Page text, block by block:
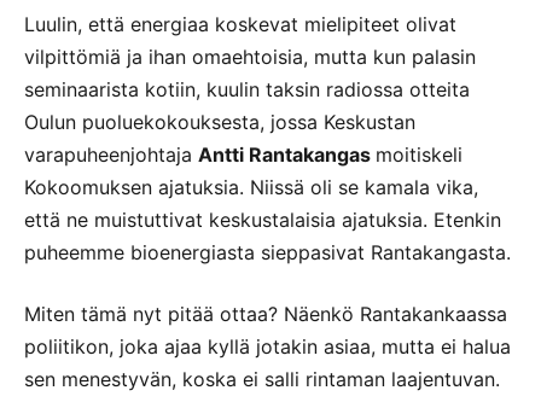
Luulin, että energiaa koskevat mielipiteet olivat
vilpittömiä ja ihan omaehtoisia, mutta kun palasin
seminaarista kotiin, kuulin taksin radiossa otteita
Oulun puoluekokouksesta, jossa Keskustan
varapuheenjohtaja Antti Rantakangas moitiskeli
Kokoomuksen ajatuksia. Niissä oli se kamala vika,
että ne muistuttivat keskustalaisia ajatuksia. Etenkin
puheemme bioenergiasta sieppasivat Rantakangasta.
Miten tämä nyt pitää ottaa? Näenkö Rantakankaassa
poliitikon, joka ajaa kyllä jotakin asiaa, mutta ei halua
sen menestyvän, koska ei salli rintaman laajentuvan.